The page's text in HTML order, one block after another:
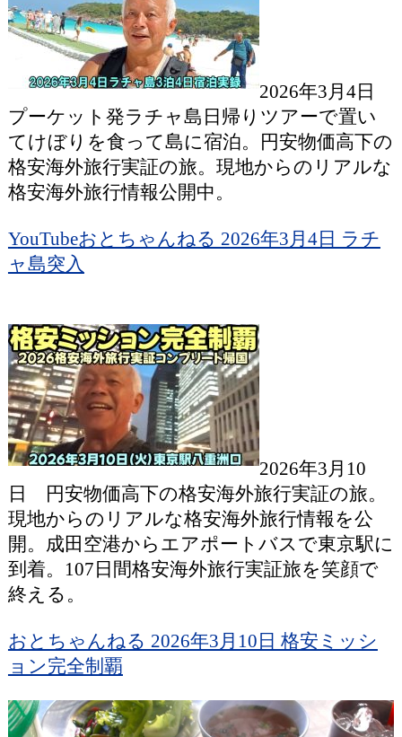
2026年3月4日
プーケット発ラチャ島日帰りツアーで置い
てけぼりを食って島に宿泊。円安物価高下の
格安海外旅行実証の旅。現地からのリアルな
格安海外旅行情報公開中。
YouTubeおとちゃんねる 2026年3月4日 ラチ
ャ島突入
2026年3月10
日 円安物価高下の格安海外旅行実証の旅。
現地からのリアルな格安海外旅行情報を公
開。成田空港からエアポートバスで東京駅に
到着。107日間格安海外旅行実証旅を笑顔で
終える。
おとちゃんねる 2026年3月10日 格安ミッシ
ョン完全制覇